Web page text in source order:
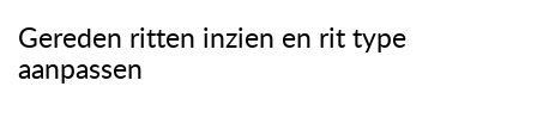
Gereden ritten inzien en rit type
aanpassen